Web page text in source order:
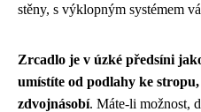
stěny, s výklopným systémem
Zrcadlo je v úzké předsíni
umístíte od podlahy ke
zdvojnásobí. Máte-li možnost,